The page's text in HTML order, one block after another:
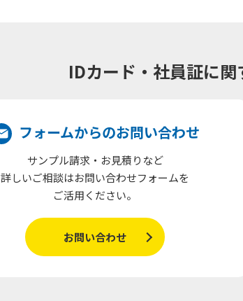
IDカード・社員証に
フォームからのお問い合わせ
サンプル請求・お見積りなど
詳しいご相談はお問い合わせフォームを
ご活用ください。
お問い合わせ